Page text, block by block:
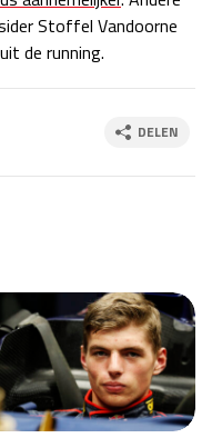
Stoffel Vandoorne
de running.
DELEN